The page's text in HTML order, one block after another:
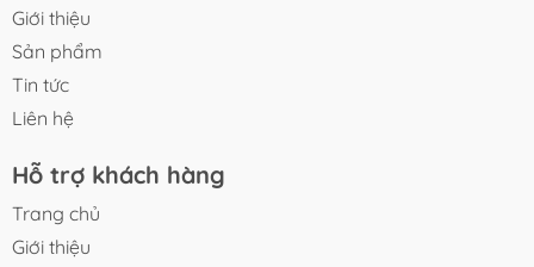
Giới thiệu
Sản phẩm
Tin tức
Liên hệ
Hỗ trợ khách hàng
Trang chủ
Giới thiệu